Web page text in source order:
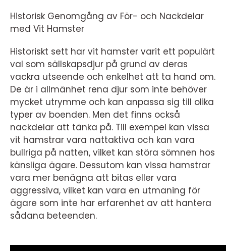
Historisk Genomgång av För- och Nackdelar
med Vit Hamster
Historiskt sett har vit hamster varit ett populärt
val som sällskapsdjur på grund av deras
vackra utseende och enkelhet att ta hand om.
De är i allmänhet rena djur som inte behöver
mycket utrymme och kan anpassa sig till olika
typer av boenden. Men det finns också
nackdelar att tänka på. Till exempel kan vissa
vit hamstrar vara nattaktiva och kan vara
bullriga på natten, vilket kan störa sömnen hos
känsliga ägare. Dessutom kan vissa hamstrar
vara mer benägna att bitas eller vara
aggressiva, vilket kan vara en utmaning för
ägare som inte har erfarenhet av att hantera
sådana beteenden.